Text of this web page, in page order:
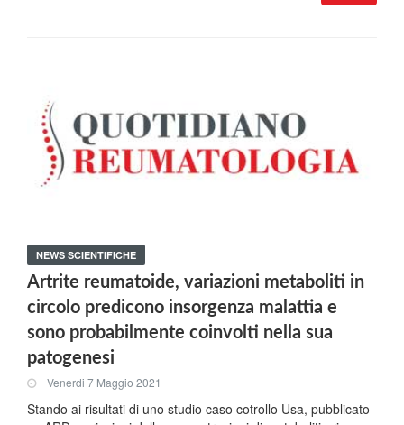
NEWS SCIENTIFICHE
Artrite reumatoide, variazioni metaboliti in
circolo predicono insorgenza malattia e
sono probabilmente coinvolti nella sua
patogenesi
Venerdi 7 Maggio 2021
Stando ai risultati di uno studio caso cotrollo Usa, pubblicato